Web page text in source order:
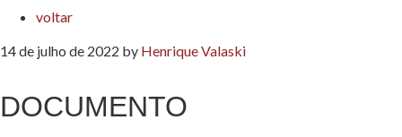
voltar
14 de julho de 2022 by Henrique Valaski
DOCUMENTO